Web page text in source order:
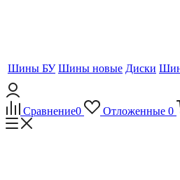
Шины БУ Шины новые Диски
Сравнение0 Отложенные 0